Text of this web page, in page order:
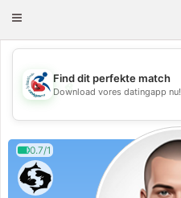
Toggle
💖
💕
Find dit perfekte match
Download vores datingapp nu!
0.7/1